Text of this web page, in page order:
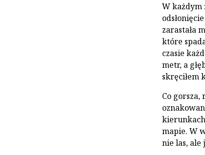
W każdym
zarastała
które
czasie
metr, a
skręciłem
Co gorsza,
mapie. W
nie las, ale